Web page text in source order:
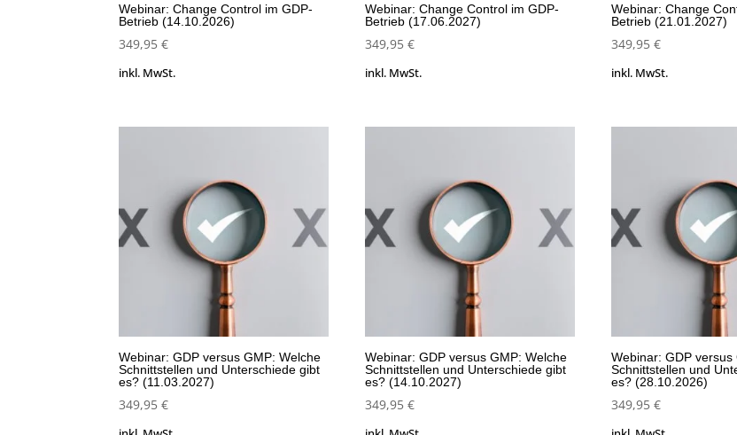
Webinar: Change Control im GDP-
Betrieb (14.10.2026)
349,95€
inkl. MwSt.
Webinar: Change Control im GDP-
Betrieb (17.06.2027)
349,95€
inkl. MwSt.
Webinar: Change
Betrieb (21.01.2027)
349,95€
inkl. MwSt.
Webinar: GDP versus GMP: Welche
Schnittstellen und Unterschiede gibt
es? (11.03.2027)
349,95€
Webinar: GDP versus GMP: Welche
Schnittstellen und Unterschiede gibt
es? (14.10.2027)
349,95€
Webinar: GDP versus
Schnittstellen und
es? (28.10.2026)
349,95€